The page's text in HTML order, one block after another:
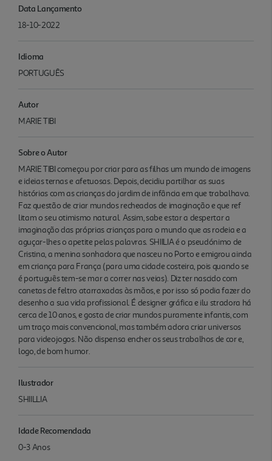
Data Lançamento
18-10-2022
Idioma
PORTUGUÊS
Autor
MARIE TIBI
Sobre o Autor
MARIE TIBI começou por criar para as filhas um mundo de imagens
e ideias ternas e afetuosas. Depois, decidiu partilhar as suas
histórias com as crianças do jardim de infância em que trabalhava.
Faz questão de criar mundos recheados de imaginação e que ref
litam o seu otimismo natural. Assim, sabe estar a despertar a
imaginação das próprias crianças para o mundo que as rodeia e a
aguçar-lhes o apetite pelas palavras. SHIILIA é o pseudónimo de
Cristina, a menina sonhadora que nasceu no Porto e emigrou ainda
em criança para França (para uma cidade costeira, pois quando se
é português tem-se mar a correr nas veias). Diz ter nascido com
canetas de feltro atarraxadas às mãos, e por isso só podia fazer do
desenho a sua vida profissional. É designer gráfica e ilu stradora há
cerca de 10 anos, e gosta de criar mundos puramente infantis, com
um traço mais convencional, mas também adora criar universos
para videojogos. Não dispensa encher os seus trabalhos de cor e,
logo, de bom humor.
Ilustrador
SHIILLIA
Idade Recomendada
0-3 Anos